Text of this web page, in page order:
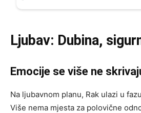
Ljubav: Dubina,
Emocije se više ne
Na ljubavnom planu, Rak ulazi u
Više nema mjesta za polovične